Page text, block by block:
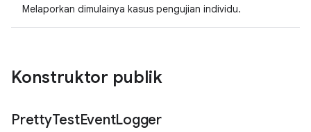
Melaporkan dimulainya kasus pengujian individu.
Konstruktor publik
PrettyTestEventLogger